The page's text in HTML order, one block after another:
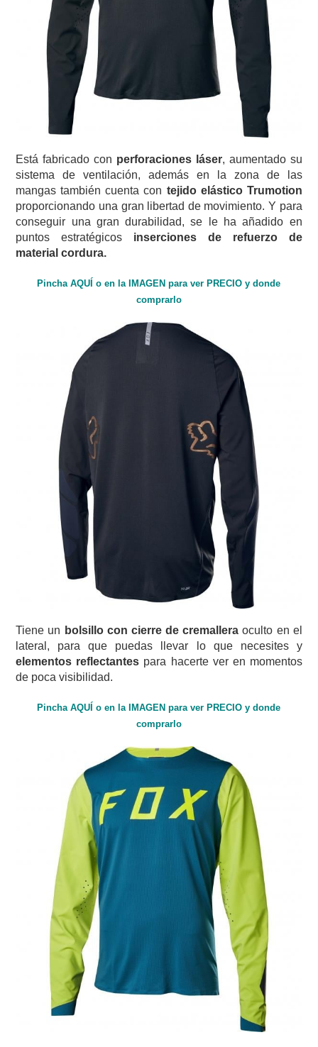
Está fabricado con perforaciones láser, aumentado su
sistema de ventilación, además en la zona de las
mangas también cuenta con tejido elástico Trumotion
proporcionando una gran libertad de movimiento. Y para
conseguir una gran durabilidad, se le ha añadido en
puntos estratégicos inserciones de refuerzo de
material cordura.
Pincha AQUÍ o en la IMAGEN para ver PRECIO y donde
comprarlo
Tiene un bolsillo con cierre de cremallera oculto en el
lateral, para que puedas llevar lo que necesites y
elementos reflectantes para hacerte ver en momentos
de poca visibilidad.
Pincha AQUÍ o en la IMAGEN para ver PRECIO y donde
comprarlo